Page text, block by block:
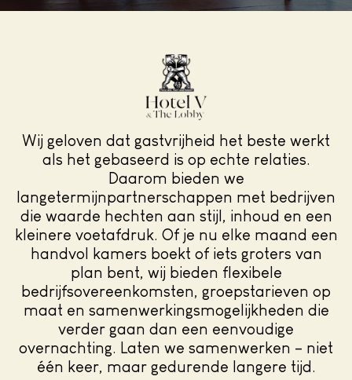
Wij geloven dat gastvrijheid het beste werkt
als het gebaseerd is op echte relaties.
Daarom bieden we
langetermijnpartnerschappen met bedrijven
die waarde hechten aan stijl, inhoud en een
kleinere voetafdruk. Of je nu elke maand een
handvol kamers boekt of iets groters van
plan bent, wij bieden flexibele
bedrijfsovereenkomsten, groepstarieven op
maat en samenwerkingsmogelijkheden die
verder gaan dan een eenvoudige
overnachting. Laten we samenwerken – niet
één keer, maar gedurende langere tijd.